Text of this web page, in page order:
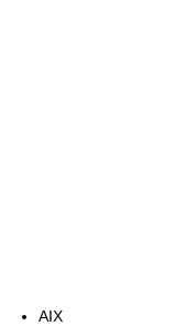
AIX